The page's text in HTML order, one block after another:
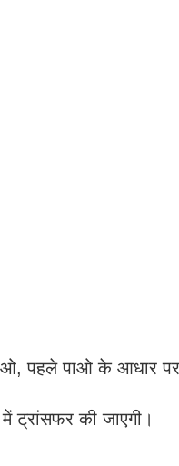
पहले पाओ के आधार पर
ट्रांसफर की जाएगी।